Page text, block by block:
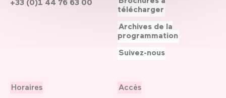
+33 (0)1 44 76 63 00
Horaires
Accès
télécharger
Archives de la
programmation
Suivez-nous